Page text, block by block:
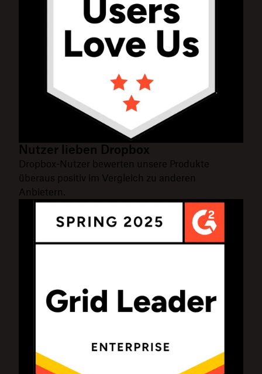
Nutzer lieben Dropbox
Dropbox-Nutzer bewerten unsere Produkte
überaus positiv im Vergleich zu anderen
Anbietern.